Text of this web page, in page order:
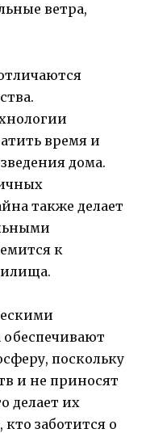
ветра,
время и
дома.
также делает
к
поскольку
и не приносят
делает их
заботится о